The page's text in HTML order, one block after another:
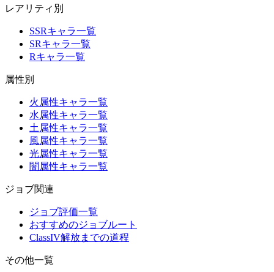
レアリティ別
SSRキャラ一覧
SRキャラ一覧
Rキャラ一覧
属性別
火属性キャラ一覧
水属性キャラ一覧
土属性キャラ一覧
風属性キャラ一覧
光属性キャラ一覧
闇属性キャラ一覧
ジョブ関連
ジョブ評価一覧
おすすめのジョブルート
ClassIV解放までの道程
その他一覧